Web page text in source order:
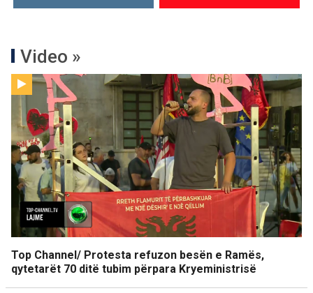
Video »
Top Channel/ Protesta refuzon besën e Ramës,
qytetarët 70 ditë tubim përpara Kryeministrisë